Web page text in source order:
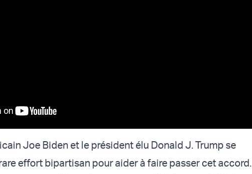
Joe Biden et le président élu Donald J. Trump se
effort bipartisan pour aider à faire passer cet accord.